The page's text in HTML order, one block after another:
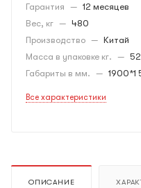
Гарантия — 12 месяцев
Вес, кг — 480
Производство — Китай
Масса в упаковке кг. —
Габариты в мм. —
Все характеристики
ОПИСАНИЕ